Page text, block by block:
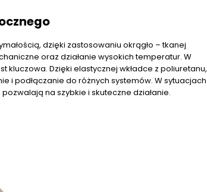
dzięki zastosowaniu okrągło – tkanej
oraz działanie wysokich temperatur. W
Dzięki elastycznej wkładce z poliuretanu,
i podłączanie do różnych systemów. W sytuacjach
na szybkie i skuteczne działanie.